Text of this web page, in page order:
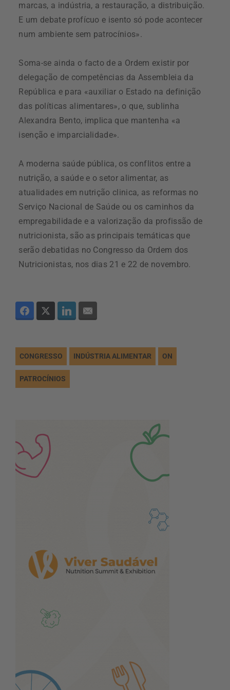
marcas, a indústria, a restauração, a distribuição.
E um debate profícuo e isento só pode acontecer
num ambiente sem patrocínios».
Soma-se ainda o facto de a Ordem existir por
delegação de competências da Assembleia da
República e para «auxiliar o Estado na definição
das políticas alimentares», o que, sublinha
Alexandra Bento, implica que mantenha «a
isenção e imparcialidade».
A moderna saúde pública, os conflitos entre a
nutrição, a saúde e o setor alimentar, as
atualidades em nutrição clinica, as reformas no
Serviço Nacional de Saúde ou os caminhos da
empregabilidade e a valorização da profissão de
nutricionista, são as principais temáticas que
serão debatidas no Congresso da Ordem dos
Nutricionistas, nos dias 21 e 22 de novembro.
CONGRESSO INDÚSTRIA ALIMENTAR ON
PATROCÍNIOS